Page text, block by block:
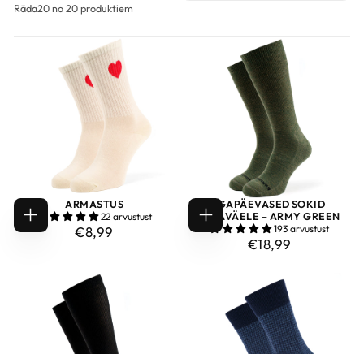
Rāda20 no 20 produktiem
VALIGE
VALIKUD
ARMASTUS
22 arvustust
€8,99
TAVAHIND
€8,99 VALIGE
VALIKUD
IGAPÄEVASED SOKID
SÕJAVÄELE – ARMY GREEN
193 arvustust
€18,99
TAVAHIND
€18,99